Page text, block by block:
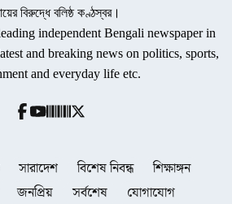
বিরুদ্ধে বলিষ্ঠ কণ্ঠস্বর।
independent Bengali newspaper in
and breaking news on politics, sports,
and everyday life etc.
সারাদেশ বিশেষ নিবন্ধ
শিক্ষাঙ্গন
জনপ্রিয় সর্বশেষ
যোগাযোগ